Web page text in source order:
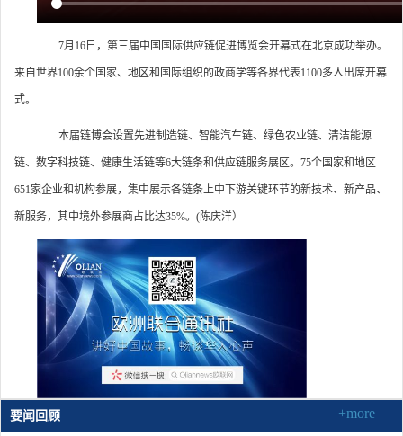
7月16日，第三届中国国际供应链促进博览会开幕式在北京成功举办。
来自世界100余个国家、地区和国际组织的政商学等各界代表1100多人出席开幕
式。
本届链博会设置先进制造链、智能汽车链、绿色农业链、清洁能源
链、数字科技链、健康生活链等6大链条和供应链服务展区。75个国家和地区
651家企业和机构参展，集中展示各链条上中下游关键环节的新技术、新产品、
新服务，其中境外参展商占比达35%。(陈庆洋）
要闻回顾 +more